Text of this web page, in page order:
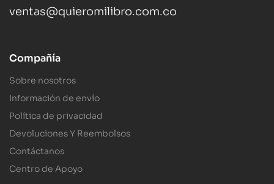
ventas@quieromilibro.com.co
Compañía
Sobre nosotros
Información de envío
Política de privacidad
Devoluciones Y Reembolsos
Contáctanos
Centro de Apoyo